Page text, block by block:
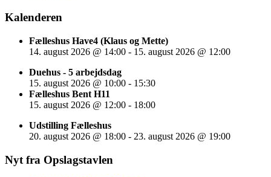
Kalenderen
Fælleshus Have4 (Klaus og Mette)
14. august 2026 @ 14:00 - 15. august 2026 @ 12:00
Duehus - 5 arbejdsdag
15. august 2026 @ 10:00 - 15:30
Fælleshus Bent H11
15. august 2026 @ 12:00 - 18:00
Udstilling Fælleshus
20. august 2026 @ 18:00 - 23. august 2026 @ 19:00
Nyt fra Opslagstavlen